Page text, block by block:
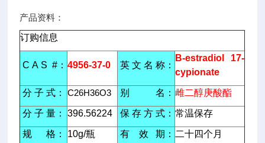
产品资料：
订购信息
C A S #： 4956-37-0 英 文 名 称：
B-estradiol 17-
cypionate
分 子 式： C26H36O3 别 名： 雌二醇庚酸酯
分 子 量： 396.56224 保 存 方 式： 常温保存
规 格： 10g/瓶 有 效 期： 二十四个月